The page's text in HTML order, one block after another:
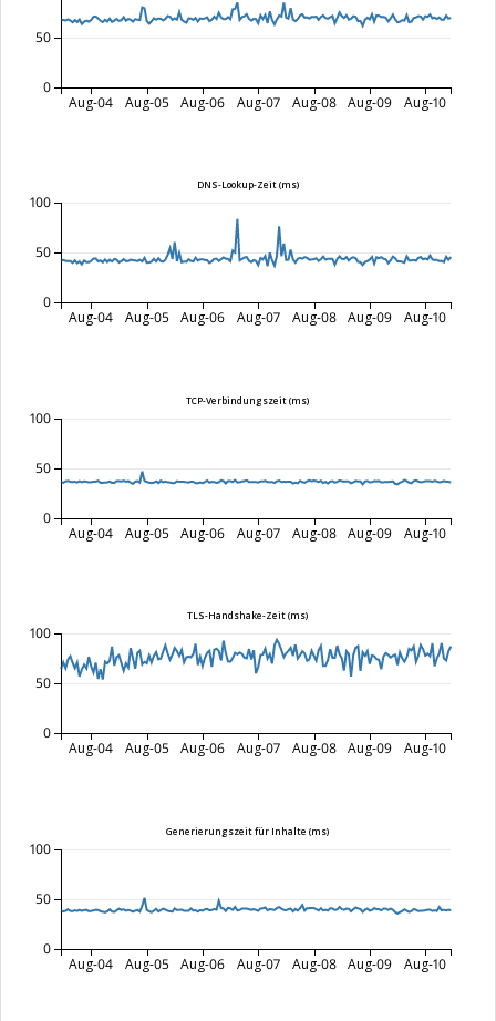
Aug-04 Aug-05 Aug-06 Aug-07 Aug-08 Aug-09 Aug-10
0
50
DNS-Lookup-Zeit (ms)
Aug-04 Aug-05 Aug-06 Aug-07 Aug-08 Aug-09 Aug-10
0
50
100
TCP-Verbindungszeit (ms)
Aug-04 Aug-05 Aug-06 Aug-07 Aug-08 Aug-09 Aug-10
0
50
100
TLS-Handshake-Zeit (ms)
Aug-04 Aug-05 Aug-06 Aug-07 Aug-08 Aug-09 Aug-10
0
50
100
Generierungszeit für Inhalte (ms)
Aug-04 Aug-05 Aug-06 Aug-07 Aug-08 Aug-09 Aug-10
0
50
100